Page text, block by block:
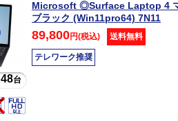
48台
Microsoft ◎Surface Laptop 4
ブラック (Win11pro64) 7N11
89,800円(税込) 送料無料
テレワーク推奨